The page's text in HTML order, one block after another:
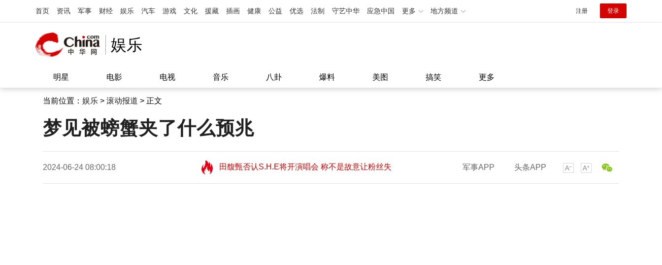
首页 资讯 军事 财经 娱乐 汽车 游戏 文化 援藏 插画 健康 公益 优选 法制 守艺中华 应急中国 更多 地方频道 注册 登录
娱乐
明星 电影 电视 音乐 八卦 爆料 美图 搞笑 更多
当前位置： 娱乐 > 滚动报道 > 正文
梦见被螃蟹夹了什么预兆
2024-06-24 08:00:18
田馥甄否认S.H.E将开演唱会 称不是故意让粉丝失
望11:08
田馥甄否认S.H.E将开演唱会 称不是故意让粉丝失
军事APP 头条APP